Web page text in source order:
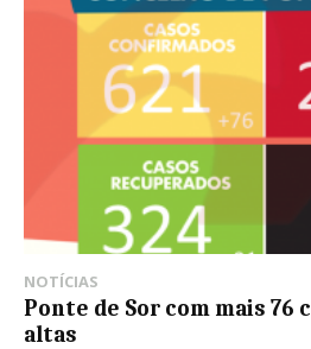
NOTÍCIAS
Ponte de Sor com mais 76
altas